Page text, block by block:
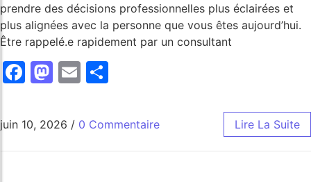
prendre des décisions professionnelles plus éclairées et
plus alignées avec la personne que vous êtes aujourd’hui.
Être rappelé.e rapidement par un consultant
Facebook
Mastodon
Email
juin 10, 2026 / 0 Commentaire Lire La Suite